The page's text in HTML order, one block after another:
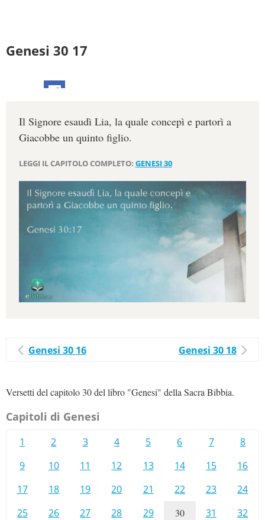
Genesi 30 17
Il Signore esaudì Lia, la quale concepì e partorì a
Giacobbe un quinto figlio.
LEGGI IL CAPITOLO COMPLETO: GENESI 30
Genesi 30 16 Genesi 30 18
Versetti del capitolo 30 del libro "Genesi" della Sacra Bibbia.
Capitoli di Genesi
1 2 3 4 5 6 7
8
9
10 11 12 13 14 15
16
17
18 19 20 21 22 23
24
25
26 27 28 29 30 31
32